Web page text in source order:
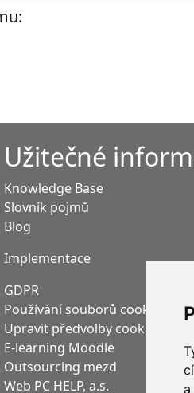
a
Užitečné
Knowledge Base
Slovník pojmů
Blog
Implementace
GDPR
Používání souborů cookies
Upravit předvolby cookies
E-learning Moodle
Outsourcing mezd
Web PC HELP, a.s.